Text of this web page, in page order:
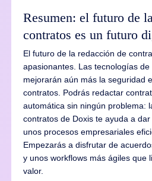
Resumen: el futuro de
contratos es un futuro
El futuro de la redacción de
apasionantes. Las tecnologías
mejorarán aún más la seguridad
contratos. Podrás redactar
automática sin ningún problema:
contratos de Doxis te ayuda a
unos procesos empresariales
Empezarás a disfrutar de
y unos workflows más ágiles que
valor.